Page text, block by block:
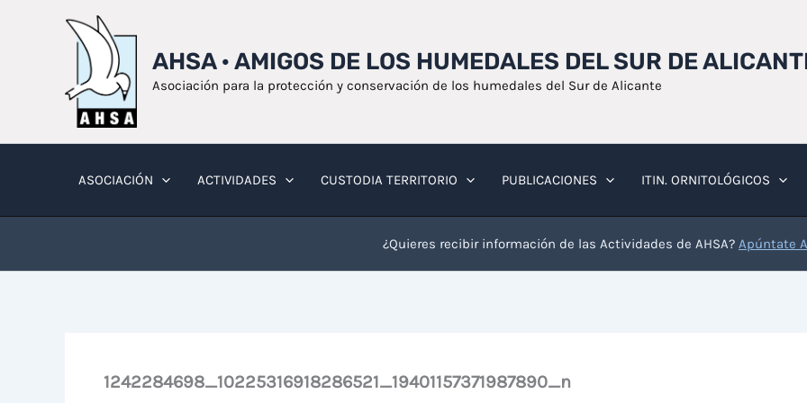
AHSA · AMIGOS DE LOS HUMEDALES DEL SUR DE
Asociación para la protección y conservación de los humedales del Sur de Alicante
ASOCIACIÓN ACTIVIDADES CUSTODIA TERRITORIO PUBLICACIONES ITIN. ORNITOLÓGICOS
¿Quieres recibir información de las Actividades de AHSA? Apúntate
1242284698_10225316918286521_19401157371987890_n